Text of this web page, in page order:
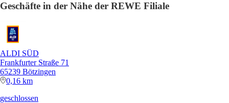
Geschäfte in der Nähe der REWE Filiale
ALDI SÜD
Frankfurter Straße 71
65239 Bötzingen
0,16 km
geschlossen